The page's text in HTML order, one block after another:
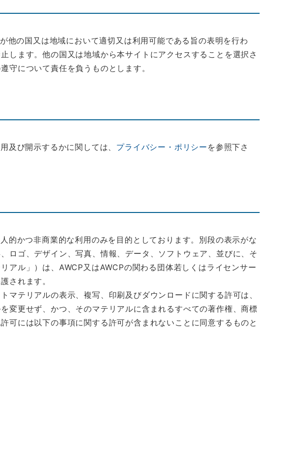
他の国又は地域において適切又は利用可能である旨の表明を行わ
します。他の国又は地域から本サイトにアクセスすることを選択さ
守について責任を負うものとします。
及び開示するかに関しては、 プライバシー・ポリシー を参照下さ
的かつ非商業的な利用のみを目的としております。別段の表示がな
ロゴ、デザイン、写真、情報、データ、ソフトウェア、並びに、そ
アル」）は、AWCP又はAWCPの関わる団体若しくはライセンサー
されます。
テリアルの表示、複写、印刷及びダウンロードに関する許可は、
変更せず、かつ、そのマテリアルに含まれるすべての著作権、商標
可には以下の事項に関する許可が含まれないことに同意するものと